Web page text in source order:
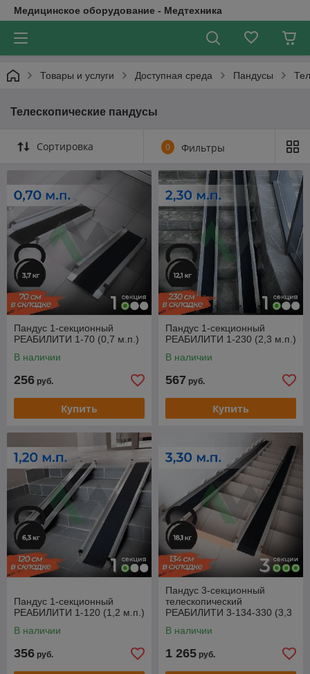
Медицинское оборудование - Медтехника
Товары и услуги Доступная среда Пандусы
Телескопические пандусы
Сортировка 0 Фильтры
Пандус 1-секционный
РЕАБИЛИТИ 1-70 (0,7 м.п.)
В наличии
256 руб.
Купить
Пандус 1-секционный
РЕАБИЛИТИ 1-230 (2,3 м.п.)
В наличии
567 руб.
Купить
Пандус 1-секционный
РЕАБИЛИТИ 1-120 (1,2 м.п.)
В наличии
356 руб.
Пандус 3-секционный
телескопический
РЕАБИЛИТИ 3-134-330 (3,3
В наличии
1 265 руб.